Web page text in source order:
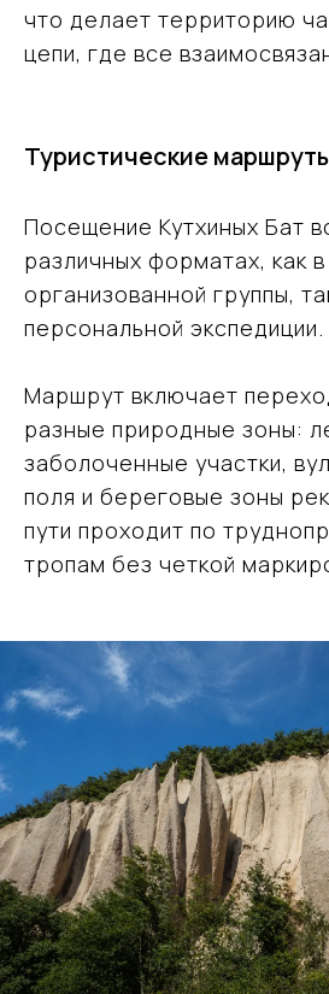
что делает территорию
цепи, где все
Туристические
Посещение Кутхиных Бат
различных форматах, как
организованной группы,
персональной экспедиции.
Маршрут включает
разные природные зоны:
заболоченные участки,
поля и береговые зоны
пути проходит по
тропам без четкой